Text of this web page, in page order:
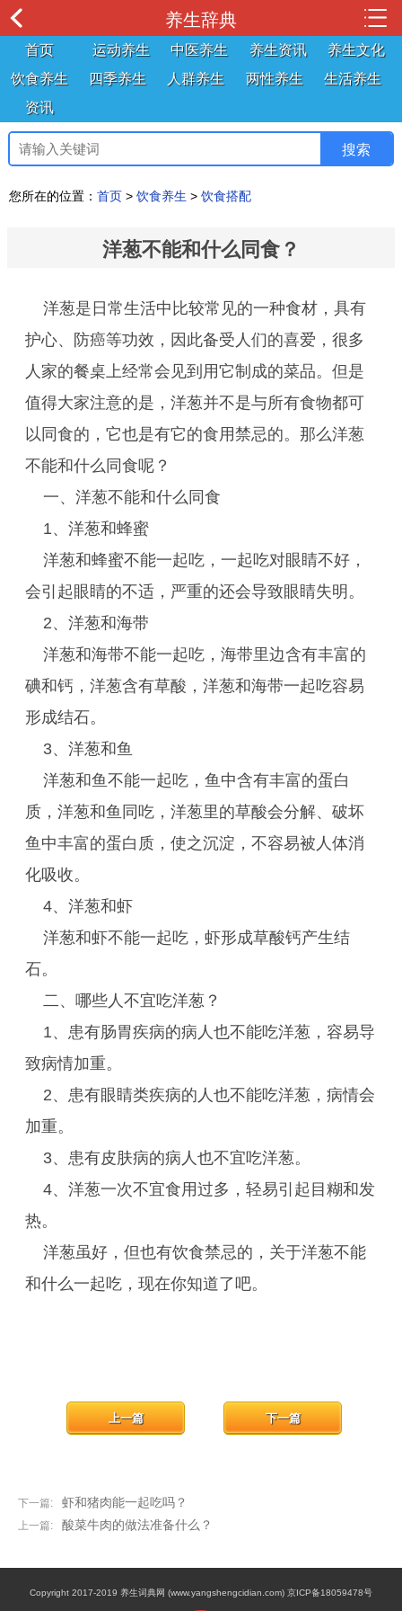
养生辞典
首页 运动养生 中医养生 养生资讯
养生文化
饮食养生
四季养生 人群养生 两性养生
生活养生
资讯
您所在的位置： 首页 > 饮食养生 > 饮食搭配
洋葱不能和什么同食？
洋葱是日常生活中比较常见的一种食材，具有
护心、防癌等功效，因此备受人们的喜爱，很多
人家的餐桌上经常会见到用它制成的菜品。但是
值得大家注意的是，洋葱并不是与所有食物都可
以同食的，它也是有它的食用禁忌的。那么洋葱
不能和什么同食呢？
一、洋葱不能和什么同食
1、洋葱和蜂蜜
洋葱和蜂蜜不能一起吃，一起吃对眼睛不好，
会引起眼睛的不适，严重的还会导致眼睛失明。
2、洋葱和海带
洋葱和海带不能一起吃，海带里边含有丰富的
碘和钙，洋葱含有草酸，洋葱和海带一起吃容易
形成结石。
3、洋葱和鱼
洋葱和鱼不能一起吃，鱼中含有丰富的蛋白
质，洋葱和鱼同吃，洋葱里的草酸会分解、破坏
鱼中丰富的蛋白质，使之沉淀，不容易被人体消
化吸收。
4、洋葱和虾
洋葱和虾不能一起吃，虾形成草酸钙产生结
石。
二、哪些人不宜吃洋葱？
1、患有肠胃疾病的病人也不能吃洋葱，容易导
致病情加重。
2、患有眼睛类疾病的人也不能吃洋葱，病情会
加重。
3、患有皮肤病的病人也不宜吃洋葱。
4、洋葱一次不宜食用过多，轻易引起目糊和发
热。
洋葱虽好，但也有饮食禁忌的，关于洋葱不能
和什么一起吃，现在你知道了吧。
下一篇: 虾和猪肉能一起吃吗？
下一篇
上一篇: ​酸菜牛肉的做法准备什么？
上一篇
Copyright 2017-2019 养生词典网 (www.yangshengcidian.com) 京ICP备18059478号